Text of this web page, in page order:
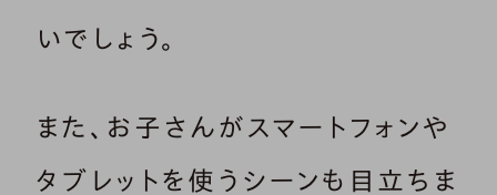
いでしょう。
また、お子さんがスマートフォンや
タブレットを使うシーンも目立ちま